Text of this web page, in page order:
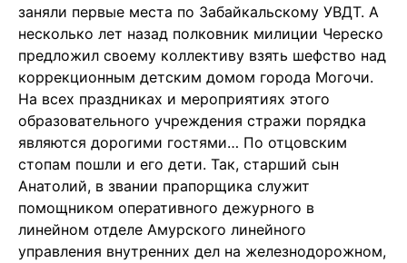
заняли первые места по Забайкальскому УВДТ. А
несколько лет назад полковник милиции Череско
предложил своему коллективу взять шефство над
коррекционным детским домом города Могочи.
На всех праздниках и мероприятиях этого
образовательного учреждения стражи порядка
являются дорогими гостями… По отцовским
стопам пошли и его дети. Так, старший сын
Анатолий, в звании прапорщика служит
помощником оперативного дежурного в
линейном отделе Амурского линейного
управления внутренних дел на железнодорожном,